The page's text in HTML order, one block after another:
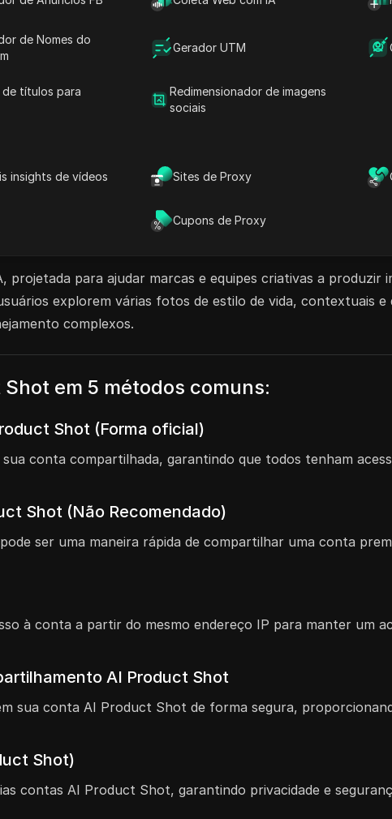
de Nomes do
Gerador UTM
de títulos para
Redimensionador de imagens
sociais
insights de vídeos Sites de Proxy
Cupons de Proxy
sem interrupções sem
você escolher o Lite para 2
seguro. Eleve sua experiência
para ajudar marcas e equipes criativas a produzir
explorem várias fotos de estilo de vida, contextuais e
complexos.
em 5 métodos comuns:
Shot (Forma oficial)
conta compartilhada, garantindo que todos tenham
Shot (Não Recomendado)
ser uma maneira rápida de compartilhar uma conta
à conta a partir do mesmo endereço IP para manter um
AI Product Shot
sua conta AI Product Shot de forma segura,
Shot)
contas AI Product Shot, garantindo privacidade e